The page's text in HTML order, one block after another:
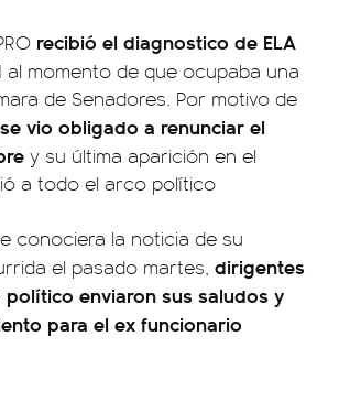
recibió el diagnostico de ELA
al momento de que ocupaba una
de Senadores. Por motivo de
se vio obligado a renunciar el
y su última aparición en el
a todo el arco político
conociera la noticia de su
el pasado martes, dirigentes
enviaron sus saludos y
para el ex funcionario